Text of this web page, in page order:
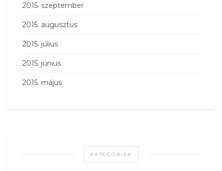
2015. szeptember
2015. augusztus
2015. július
2015. június
2015. május
KATEGÓRIÁK